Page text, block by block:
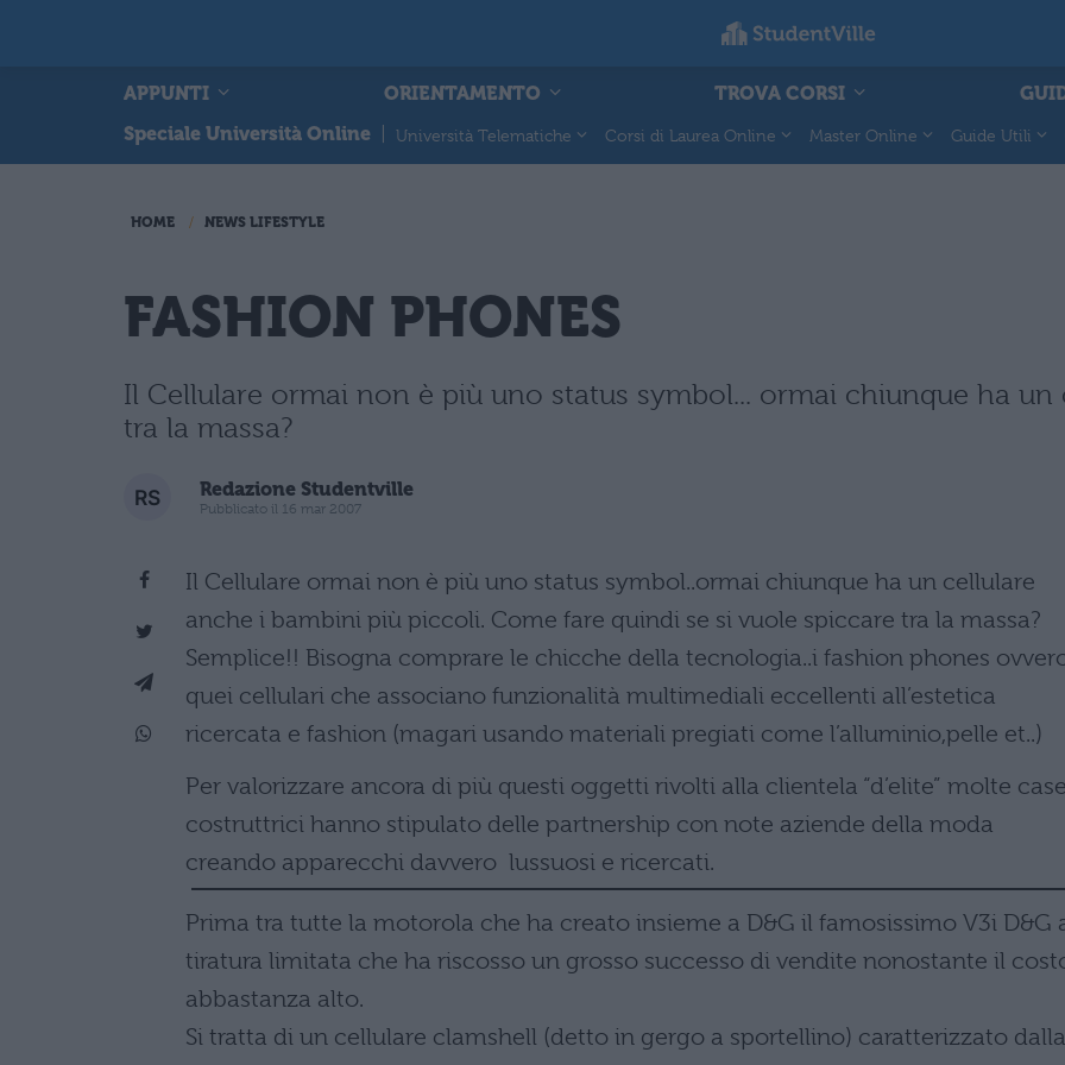
APPUNTI ORIENTAMENTO TROVA CORSI
Speciale Università Online
Università Telematiche Corsi di Laurea Online Master Online Guide Utili
HOME NEWS LIFESTYLE
FASHION PHONES
Il Cellulare ormai non è più uno status symbol... ormai chiunque ha un
tra la massa?
Redazione Studentville
Pubblicato il 16 mar 2007
Il Cellulare ormai non è più uno status symbol..ormai chiunque ha un cellulare
anche i bambini più piccoli. Come fare quindi se si vuole spiccare tra la massa?
Semplice!! Bisogna comprare le chicche della tecnologia..i fashion phones
quei cellulari che associano funzionalità multimediali eccellenti all’estetica
ricercata e fashion (magari usando materiali pregiati come l’alluminio,pelle et..)
Per valorizzare ancora di più questi oggetti rivolti alla clientela “d’elite” molte case
costruttrici hanno stipulato delle partnership con note aziende della moda
creando apparecchi davvero lussuosi e ricercati.
Prima tra tutte la motorola che ha creato insieme a D&G il famosissimo V3i D&G
tiratura limitata che ha riscosso un grosso successo di vendite nonostante il
abbastanza alto.
Si tratta di un cellulare clamshell (detto in gergo a sportellino) caratterizzato dalla